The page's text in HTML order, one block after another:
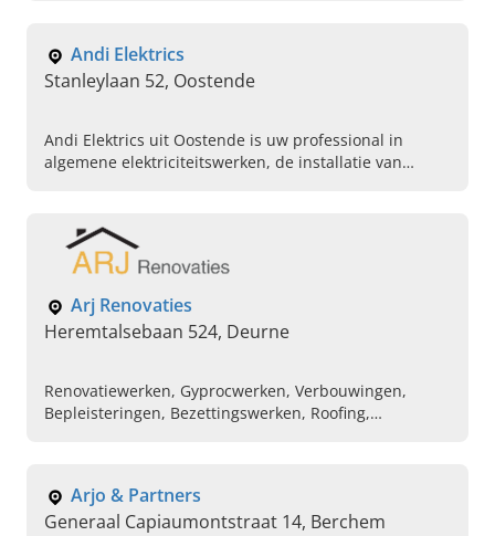
Andi Elektrics
Stanleylaan 52, Oostende
Andi Elektrics uit Oostende is uw professional in
algemene elektriciteitswerken, de installatie van
Arj Renovaties
Heremtalsebaan 524, Deurne
Renovatiewerken, Gyprocwerken, Verbouwingen,
Bepleisteringen, Bezettingswerken, Roofing,
Arjo & Partners
Generaal Capiaumontstraat 14, Berchem